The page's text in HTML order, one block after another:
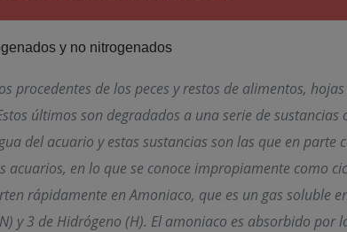
y no nitrogenados
procedentes de los peces y restos de alimentos,
últimos son degradados a una serie de
del acuario y estas sustancias son las que en parte
acuarios, en lo que se conoce impropiamente como
rápidamente en Amoniaco, que es un gas soluble
y 3 de Hidrógeno (H). El amoniaco es absorbido